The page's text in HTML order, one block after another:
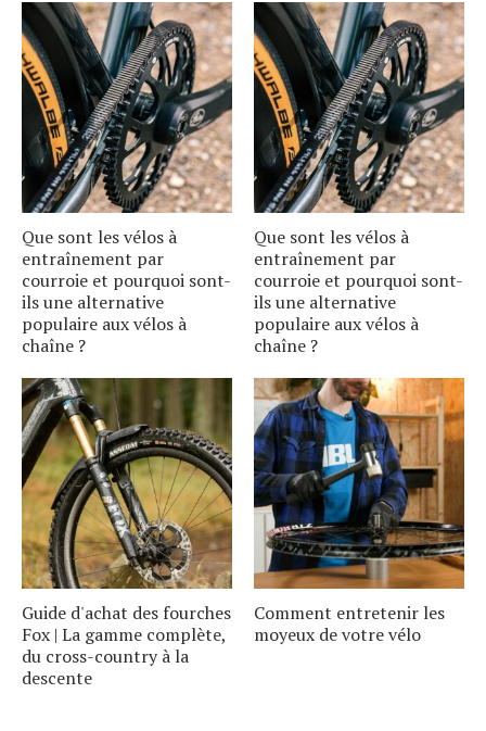
Que sont les vélos à
entraînement par
courroie et pourquoi sont-
ils une alternative
populaire aux vélos à
chaîne ?
Que sont les vélos à
entraînement par
courroie et pourquoi sont-
ils une alternative
populaire aux vélos à
chaîne ?
Guide d'achat des fourches
Fox | La gamme complète,
du cross-country à la
descente
Comment entretenir les
moyeux de votre vélo